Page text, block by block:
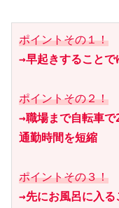
ポイントその１！
→早起きすること
ポイントその２！
→職場まで自転車
ポイントその３！
→先にお風呂に入